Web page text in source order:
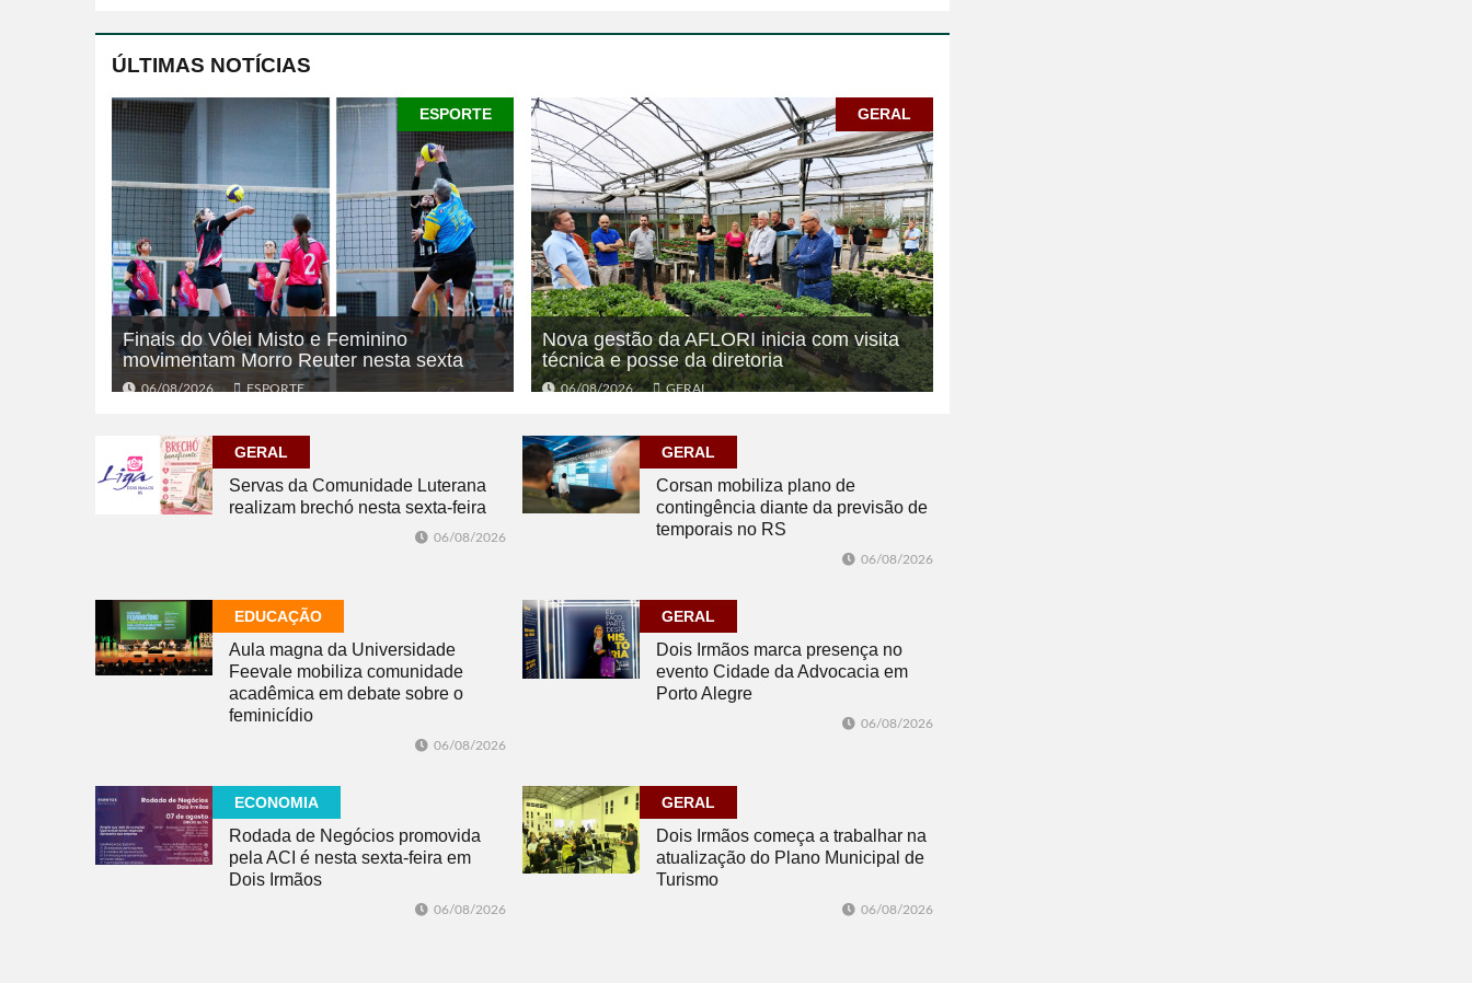
ÚLTIMAS NOTÍCIAS
ESPORTE
Finais do Vôlei Misto e Feminino
movimentam Morro Reuter nesta sexta
06/08/2026 ESPORTE
GERAL
Nova gestão da AFLORI inicia com visita
técnica e posse da diretoria
06/08/2026 GERAL
GERAL
Servas da Comunidade Luterana
realizam brechó nesta sexta-feira
06/08/2026
GERAL
Corsan mobiliza plano de
contingência diante da previsão de
temporais no RS
06/08/2026
EDUCAÇÃO
Aula magna da Universidade
Feevale mobiliza comunidade
acadêmica em debate sobre o
feminicídio
06/08/2026
GERAL
Dois Irmãos marca presença no
evento Cidade da Advocacia em
Porto Alegre
06/08/2026
ECONOMIA
Rodada de Negócios promovida
pela ACI é nesta sexta-feira em
Dois Irmãos
06/08/2026
GERAL
Dois Irmãos começa a trabalhar na
atualização do Plano Municipal de
Turismo
06/08/2026